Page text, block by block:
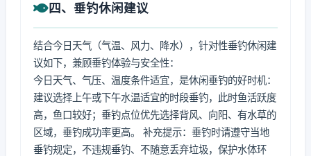
四、垂钓休闲建议
结合今日天气（气温、风力、降水），针对性垂钓休闲建
议如下，兼顾垂钓体验与安全性：
今日天气、气压、温度条件适宜，是休闲垂钓的好时机：
建议选择上午或下午水温适宜的时段垂钓，此时鱼活跃度
高，鱼口较好；垂钓点位优先选择背风、向阳、有水草的
区域，垂钓成功率更高。 补充提示：垂钓时请遵守当地
垂钓规定，不违规垂钓、不随意丢弃垃圾，保护水体环